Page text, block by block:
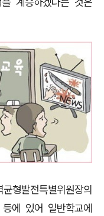
형발전특별위원장의
에 있어 일반학교에